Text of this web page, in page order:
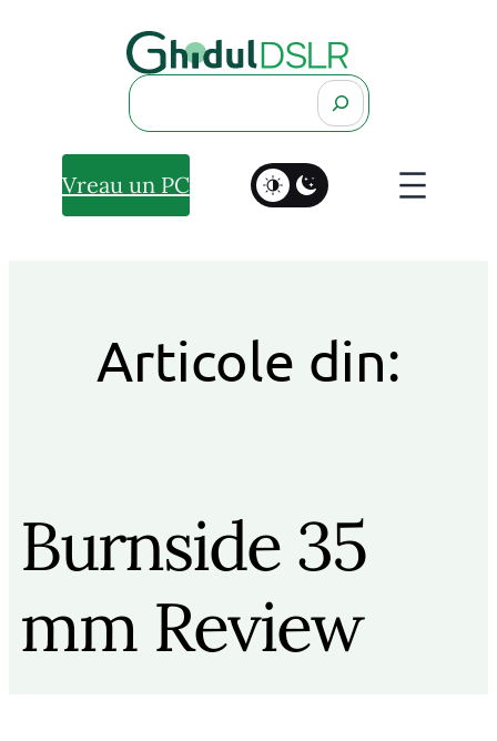
Search
Vreau un PC
Articole din:
Burnside 35
mm Review